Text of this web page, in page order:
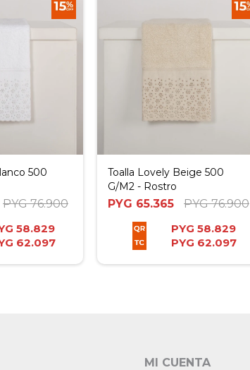
500
PYG 76.900
58.829
62.097
Toalla Lovely Beige 500
G/M2 - Rostro
PYG 65.365 PYG 76.900
PYG 58.829
PYG 62.097
MI CUENTA